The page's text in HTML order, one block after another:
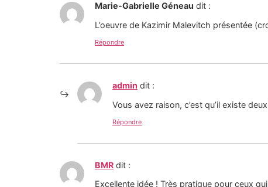
Marie-Gabrielle Géneau dit :
L’oeuvre de Kazimir Malevitch présentée
Répondre
admin dit :
Vous avez raison, c’est qu’il existe
Répondre
BMR dit :
Excellente idée ! Très pratique pour ceux